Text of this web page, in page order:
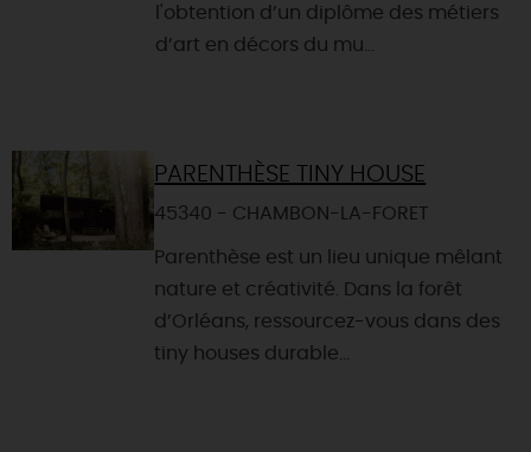
l'obtention d’un diplôme des métiers
d’art en décors du mu...
PARENTHÈSE TINY HOUSE
45340 - CHAMBON-LA-FORET
Parenthèse est un lieu unique mêlant
nature et créativité. Dans la forêt
d’Orléans, ressourcez-vous dans des
tiny houses durable...